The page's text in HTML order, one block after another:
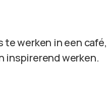
te werken in een café,
inspirerend werken.